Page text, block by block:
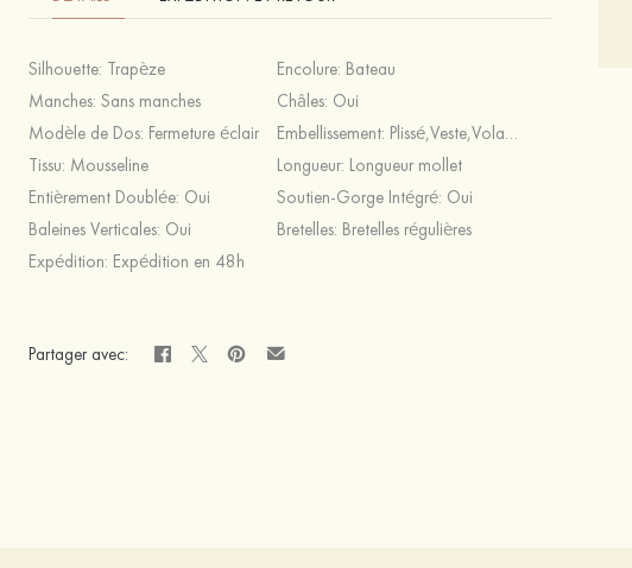
Silhouette: Trapèze Encolure: Bateau
Manches: Sans manches Châles: Oui
Modèle de Dos: Fermeture éclair Embellissement: Plissé,Veste,Volants en cascade
Tissu: Mousseline Longueur: Longueur mollet
Entièrement Doublée: Oui Soutien-Gorge Intégré: Oui
Baleines Verticales: Oui Bretelles: Bretelles régulières
Expédition: Expédition en 48h
Partager avec: